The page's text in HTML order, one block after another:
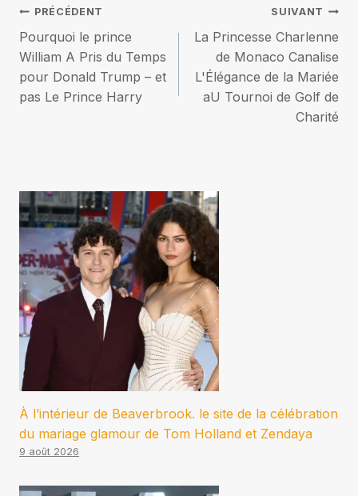
Navigation
de
l’article
PRÉCÉDENT
Pourquoi le prince
William A Pris du Temps
pour Donald Trump – et
pas Le Prince Harry
SUIVANT
La Princesse Charlenne
de Monaco Canalise
L'Élégance de la Mariée
aU Tournoi de Golf de
Charité
À l’intérieur de Beaverbrook. le site de la célébration
du mariage glamour de Tom Holland et Zendaya
9 août 2026